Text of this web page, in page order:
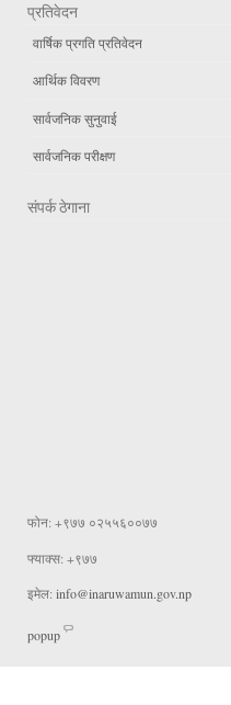
प्रतिवेदन
वार्षिक प्रगति प्रतिवेदन
आर्थिक विवरण
सार्वजनिक सुनुवाई
सार्वजनिक परीक्षण
संपर्क ठेगाना
फोन: +९७७ ०२५५६००७७
फ्याक्स: +९७७
इमेल: info@inaruwamun.gov.np
popup